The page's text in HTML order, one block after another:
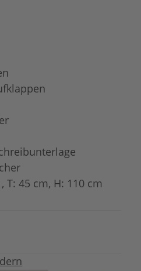
T: 45 cm, H: 110 cm